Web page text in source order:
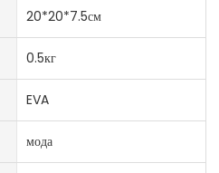
20*20*7.5см
0.5кг
EVA
мода